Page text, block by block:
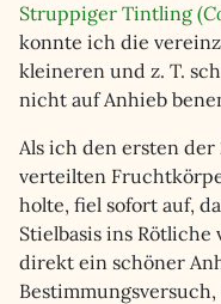
Struppiger Tintling (
konnte ich die
kleineren und z. T.
nicht auf Anhieb
Als ich den ersten der
verteilten
holte, fiel sofort auf,
Stielbasis ins
direkt ein schöner